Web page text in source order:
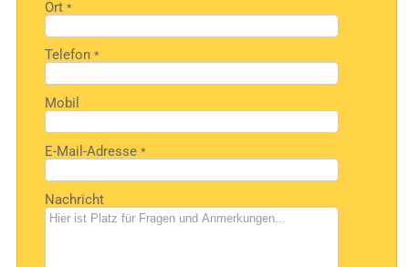
Ort*
Telefon*
Mobil
E-Mail-Adresse*
Nachricht